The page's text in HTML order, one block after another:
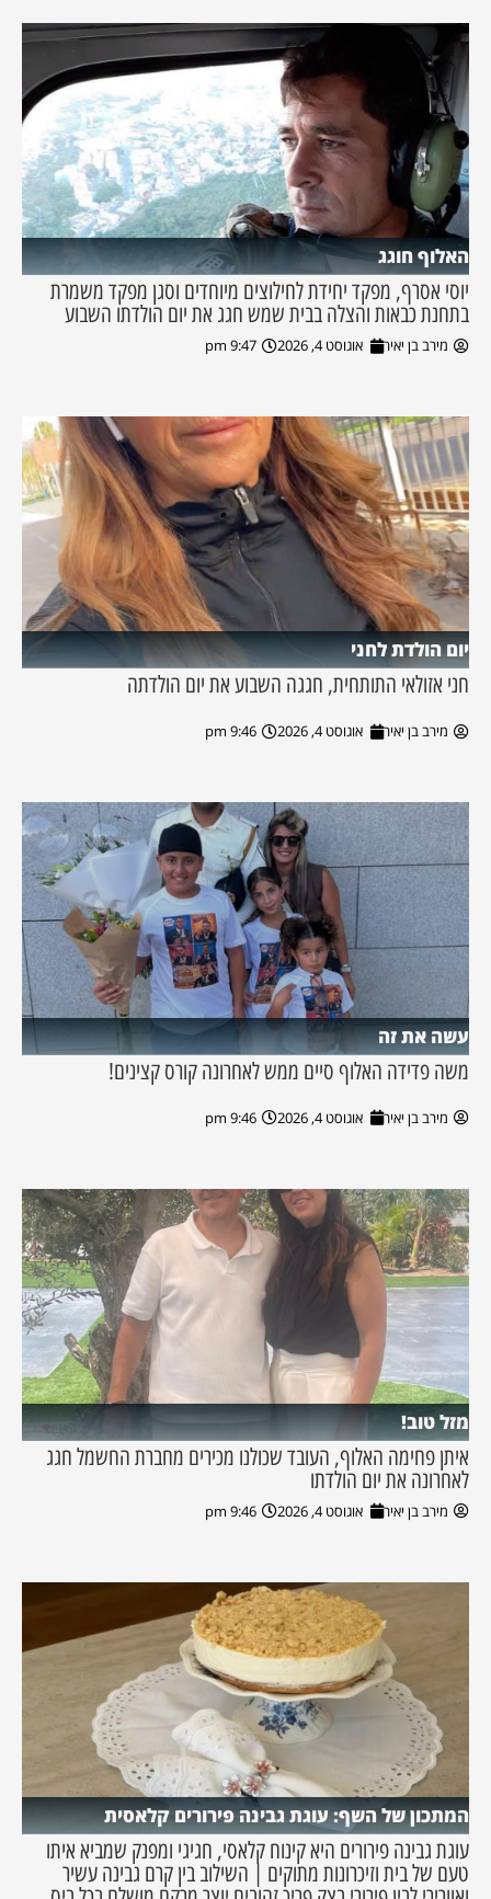
האלוף חוגג
יוסי אסרף, מפקד יחידת לחילוצים מיוחדים וסגן מפקד משמרת
בתחנת כבאות והצלה בבית שמש חגג את יום הולדתו השבוע
מירב בן יאיר אוגוסט 4, 2026 9:47 pm
יום הולדת לחני
חני אזולאי התותחית, חגגה השבוע את יום הולדתה
מירב בן יאיר אוגוסט 4, 2026 9:46 pm
עשה את זה
משה פדידה האלוף סיים ממש לאחרונה קורס קצינים!
מירב בן יאיר אוגוסט 4, 2026 9:46 pm
מזל טוב!
איתן פחימה האלוף, העובד שכולנו מכירים מחברת החשמל חגג
לאחרונה את יום הולדתו
מירב בן יאיר אוגוסט 4, 2026 9:46 pm
המתכון של השף: עוגת גבינה פירורים קלאסית
עוגת גבינה פירורים היא קינוח קלאסי, חגיגי ומפנק שמביא איתו
טעם של בית וזיכרונות מתוקים | השילוב בין קרם גבינה עשיר